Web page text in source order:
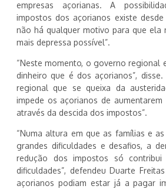
empresas açorianas. A
impostos dos açorianos existe
não há qualquer motivo para que ela
mais depressa possível”.
“Neste momento, o governo regional
dinheiro que é dos açorianos”,
regional que se queixa da
impede os açorianos de
através da descida dos impostos”.
“Numa altura em que as famílias e
grandes dificuldades e desafios, a
redução dos impostos só contribui
dificuldades”, defendeu Duarte
açorianos podiam estar já a pagar